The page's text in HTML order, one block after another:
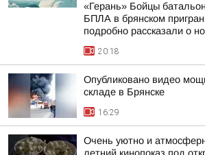
«Герань» Бойцы
БПЛА в брянском
подробно рассказали о
20:18
Опубликовано видео
складе в Брянске
16:29
Очень уютно и